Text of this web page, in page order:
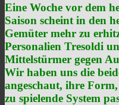
Eine Woche vor dem
Saison scheint in den
Gemüter mehr zu
Personalien Tresoldi
Mittelstürmer gegen
Wir haben uns die
angeschaut, ihre
zu spielende System